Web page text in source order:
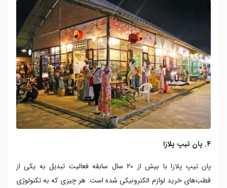
۴. پان تیپ پلازا
پان تیپ پلازا با بیش از ۲۰ سال سابقه فعالیت تبدیل به یکی از
قطب‌های خرید لوازم الکترونیکی شده است. هر چیزی که به تکنولوژی